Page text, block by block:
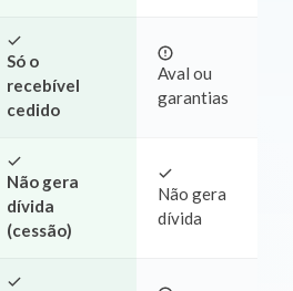
Só o
recebível
cedido
Aval ou
garantias
Não gera
dívida
(cessão)
Não gera
dívida